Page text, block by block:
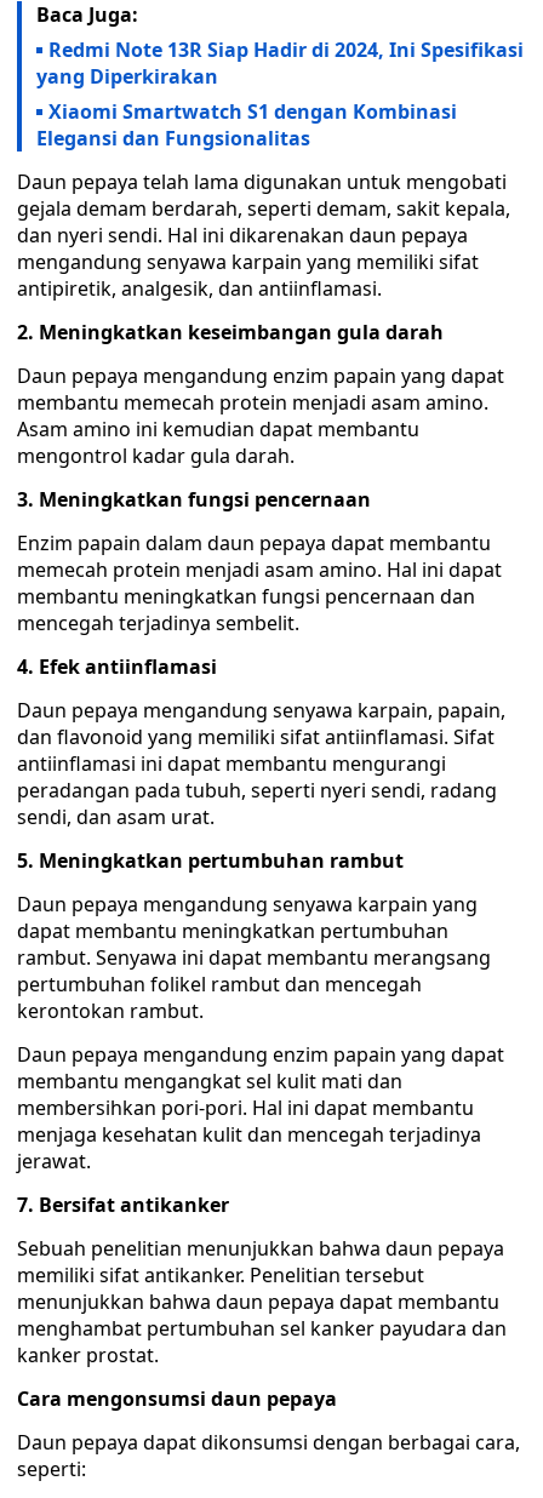
Baca Juga:
Redmi Note 13R Siap Hadir di 2024, Ini Spesifikasi
yang Diperkirakan
Xiaomi Smartwatch S1 dengan Kombinasi
Elegansi dan Fungsionalitas
Daun pepaya telah lama digunakan untuk mengobati
gejala demam berdarah, seperti demam, sakit kepala,
dan nyeri sendi. Hal ini dikarenakan daun pepaya
mengandung senyawa karpain yang memiliki sifat
antipiretik, analgesik, dan antiinflamasi.
2. Meningkatkan keseimbangan gula darah
Daun pepaya mengandung enzim papain yang dapat
membantu memecah protein menjadi asam amino.
Asam amino ini kemudian dapat membantu
mengontrol kadar gula darah.
3. Meningkatkan fungsi pencernaan
Enzim papain dalam daun pepaya dapat membantu
memecah protein menjadi asam amino. Hal ini dapat
membantu meningkatkan fungsi pencernaan dan
mencegah terjadinya sembelit.
4. Efek antiinflamasi
Daun pepaya mengandung senyawa karpain, papain,
dan flavonoid yang memiliki sifat antiinflamasi. Sifat
antiinflamasi ini dapat membantu mengurangi
peradangan pada tubuh, seperti nyeri sendi, radang
sendi, dan asam urat.
5. Meningkatkan pertumbuhan rambut
Daun pepaya mengandung senyawa karpain yang
dapat membantu meningkatkan pertumbuhan
rambut. Senyawa ini dapat membantu merangsang
pertumbuhan folikel rambut dan mencegah
kerontokan rambut.
Daun pepaya mengandung enzim papain yang dapat
membantu mengangkat sel kulit mati dan
membersihkan pori-pori. Hal ini dapat membantu
menjaga kesehatan kulit dan mencegah terjadinya
jerawat.
7. Bersifat antikanker
Sebuah penelitian menunjukkan bahwa daun pepaya
memiliki sifat antikanker. Penelitian tersebut
menunjukkan bahwa daun pepaya dapat membantu
menghambat pertumbuhan sel kanker payudara dan
kanker prostat.
Cara mengonsumsi daun pepaya
Daun pepaya dapat dikonsumsi dengan berbagai cara,
seperti: